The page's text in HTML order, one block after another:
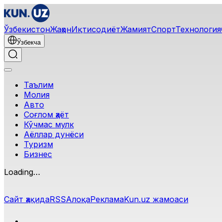
ЎзбекистонЖаҳонИқтисодиётЖамиятСпортТехнология
Ўзбекча
Таълим
Молия
Авто
Соғлом ҳаёт
Кўчмас мулк
Аёллар дунёси
Туризм
Бизнес
Реклама